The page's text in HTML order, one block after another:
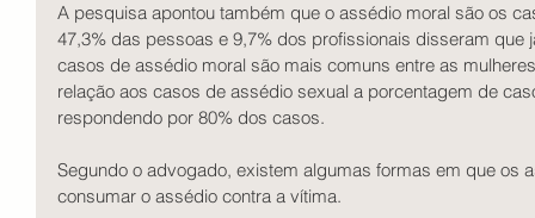
A pesquisa apontou também que o assédio moral são os
47,3% das pessoas e 9,7% dos profissionais disseram
casos de assédio moral são mais comuns entre as
relação aos casos de assédio sexual a porcentagem de
respondendo por 80% dos casos.
Segundo o advogado, existem algumas formas em que os
consumar o assédio contra a vítima.